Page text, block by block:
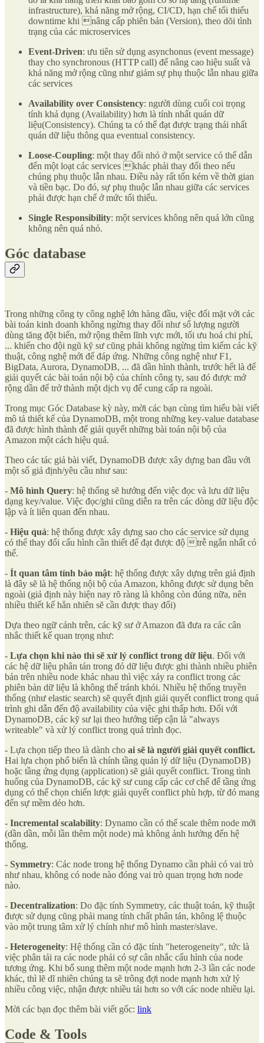
infrastructure), khả năng mở rộng, CI/CD, hạn chế tối thiểu
downtime khi nâng cấp phiên bản (Version), theo dõi tình
trạng của các microservices
Event-Driven: ưu tiên sử dụng asynchonus (event message)
thay cho synchronous (HTTP call) để nâng cao hiệu suất và
khả năng mở rộng cũng như giảm sự phụ thuộc lẫn nhau giữa
các services
Availability over Consistency: người dùng cuối coi trọng
tính khả dụng (Availability) hơn là tính nhất quán dữ
liệu(Consistency). Chúng ta có thể đạt được trạng thái nhất
quán dữ liệu thông qua eventual consistency.
Loose-Coupling: một thay đổi nhỏ ở một service có thể dẫn
đến một loạt các services khác phải thay đổi theo nếu
chúng phụ thuộc lẫn nhau. Điều này rất tốn kém về thời gian
và tiền bạc. Do đó, sự phụ thuộc lẫn nhau giữa các services
phải được hạn chế ở mức tối thiểu.
Single Responsibility: một services không nên quá lớn cũng
không nên quá nhỏ.
Góc database
Trong những công ty công nghệ lớn hàng đầu, việc đối mặt với các
bài toán kinh doanh không ngừng thay đổi như số lượng người
dùng tăng đột biến, mở rộng thêm lĩnh vực mới, tối ưu hoá chi phí,
... khiến cho đội ngũ kỹ sư cũng phải không ngừng tìm kiếm các kỹ
thuật, công nghệ mới để đáp ứng. Những công nghệ như F1,
BigData, Aurora, DynamoDB, ... đã dần hình thành, trước hết là để
giải quyết các bài toán nội bộ của chính công ty, sau đó được mở
rộng dần để trở thành một dịch vụ để cung cấp ra ngoài.
Trong mục Góc Database kỳ này, mời các bạn cùng tìm hiểu bài viết
mô tả thiết kế của DynamoDB, một trong những key-value database
đã được hình thành để giải quyết những bài toán nội bộ của
Amazon một cách hiệu quả.
Theo các tác giả bài viết, DynamoDB được xây dựng ban đầu với
một số giả định/yêu cầu như sau:
- Mô hình Query: hệ thống sẽ hướng đến việc đọc và lưu dữ liệu
dạng key/value. Việc đọc/ghi cũng diễn ra trên các dòng dữ liệu độc
lập và ít liên quan đến nhau.
- Hiệu quả: hệ thống được xây dựng sao cho các service sử dụng
có thể thay đổi cấu hình cần thiết để đạt được độ trễ ngắn nhất có
thể.
- Ít quan tâm tính bảo mật: hệ thống được xây dựng trên giả định
là đây sẽ là hệ thống nội bộ của Amazon, không được sử dụng bên
ngoài (giả định này hiện nay rõ ràng là không còn đúng nữa, nên
nhiều thiết kế hẳn nhiên sẽ cần được thay đổi)
Dựa theo ngữ cảnh trên, các kỹ sư ở Amazon đã đưa ra các cân
nhắc thiết kế quan trọng như:
- Lựa chọn khi nào thì sẽ xử lý conflict trong dữ liệu. Đối với
các hệ dữ liệu phân tán trong đó dữ liệu được ghi thành nhiều phiên
bản trên nhiều node khác nhau thì việc xảy ra conflict trong các
phiên bản dữ liệu là không thể tránh khỏi. Nhiều hệ thống truyền
thống (như elastic search) sẽ quyết định giải quyết conflict trong quá
trình ghi dẫn đến độ availability của việc ghi thấp hơn. Đối với
DynamoDB, các kỹ sư lại theo hướng tiếp cận là "always
writeable" và xử lý conflict trong quá trình đọc.
- Lựa chọn tiếp theo là dành cho ai sẽ là người giải quyết conflict.
Hai lựa chọn phổ biến là chính tầng quản lý dữ liệu (DynamoDB)
hoặc tầng ứng dụng (application) sẽ giải quyết conflict. Trong tình
huống của DynamoDB, các kỹ sư cung cấp các cơ chế để tầng ứng
dụng có thể chọn chiến lược giải quyết conflict phù hợp, từ đó mang
đến sự mềm dẻo hơn.
- Incremental scalability: Dynamo cần có thể scale thêm node mới
(dần dần, mỗi lần thêm một node) mà không ảnh hưởng đến hệ
thống.
- Symmetry: Các node trong hệ thống Dynamo cần phải có vai trò
như nhau, không có node nào đóng vai trò quan trọng hơn node
nào.
- Decentralization: Do đặc tính Symmetry, các thuật toán, kỹ thuật
được sử dụng cũng phải mang tính chất phân tán, không lệ thuộc
vào một trung tâm xử lý chính như mô hình master/slave.
- Heterogeneity: Hệ thống cần có đặc tính "heterogeneity", tức là
việc phân tải ra các node phải có sự cân nhắc cấu hình của node
tương ứng. Khi bổ sung thêm một node mạnh hơn 2-3 lần các node
khác, thì lẽ dĩ nhiên chúng ta sẽ trông đợi node mạnh hơn xử lý
nhiều công việc, nhận được nhiều tải hơn so với các node nhiều lại.
Mời các bạn đọc thêm bài viết gốc: link
Code & Tools